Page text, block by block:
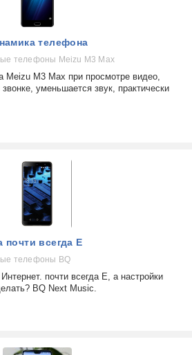
телефона
телефоны Meizu M3 Max
Meizu M3 Max при просмотре видео,
уменьшается звук, практически
почти всегда Е
телефоны BQ
почти всегда Е, а настройки
BQ Next Music.